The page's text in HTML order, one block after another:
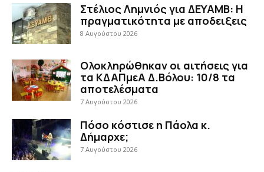
Στέλιος Λημνιός για ΔΕΥΑΜΒ: Η
πραγματικότητα με αποδειξεις
8 Αυγούστου 2026
Ολοκληρώθηκαν οι αιτήσεις για
τα ΚΔΑΠμεΑ Δ.Βόλου: 10/8 τα
αποτελέσματα
7 Αυγούστου 2026
Πόσο κόστισε η Πάολα κ.
Δήμαρχε;
7 Αυγούστου 2026